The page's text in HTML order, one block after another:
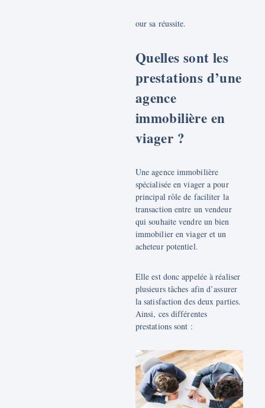
our sa réussite.
Quelles sont les
prestations d’une
agence
immobilière en
viager ?
Une agence immobilière
spécialisée en viager a pour
principal rôle de faciliter la
transaction entre un vendeur
qui souhaite vendre un bien
immobilier en viager et un
acheteur potentiel.
Elle est donc appelée à réaliser
plusieurs tâches afin d’assurer
la satisfaction des deux parties.
Ainsi, ces différentes
prestations sont :